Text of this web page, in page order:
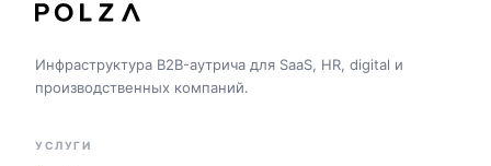
Инфраструктура B2B-аутрича для SaaS, HR, digital и
производственных компаний.
УСЛУГИ